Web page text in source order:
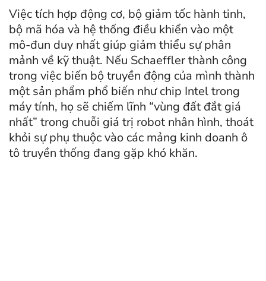
Việc tích hợp động cơ, bộ giảm tốc hành tinh,
bộ mã hóa và hệ thống điều khiển vào một
mô-đun duy nhất giúp giảm thiểu sự phân
mảnh về kỹ thuật. Nếu Schaeffler thành công
trong việc biến bộ truyền động của mình thành
một sản phẩm phổ biến như chip Intel trong
máy tính, họ sẽ chiếm lĩnh “vùng đất đắt giá
nhất” trong chuỗi giá trị robot nhân hình, thoát
khỏi sự phụ thuộc vào các mảng kinh doanh ô
tô truyền thống đang gặp khó khăn.